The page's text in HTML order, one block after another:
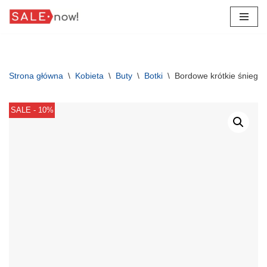
Strona główna \ Kobieta \ Buty \ Botki \ Bordowe krótkie
SALE - 10%